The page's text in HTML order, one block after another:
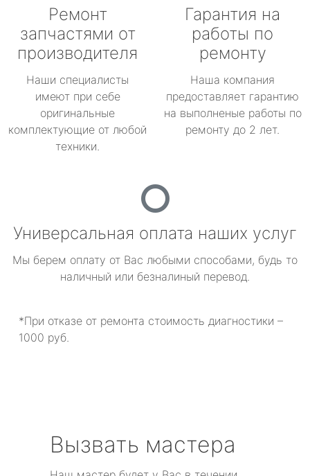
Ремонт
запчастями от
производителя
Наши специалисты
имеют при себе
оригинальные
комплектующие от любой
техники.
Гарантия на
работы по
ремонту
Наша компания
предоставляет гарантию
на выполненые работы по
ремонту до 2 лет.
Универсальная оплата наших услуг
Мы берем оплату от Вас любыми способами, будь то
наличный или безналиный перевод.
*При отказе от ремонта стоимость диагностики –
1000 руб.
Вызвать мастера